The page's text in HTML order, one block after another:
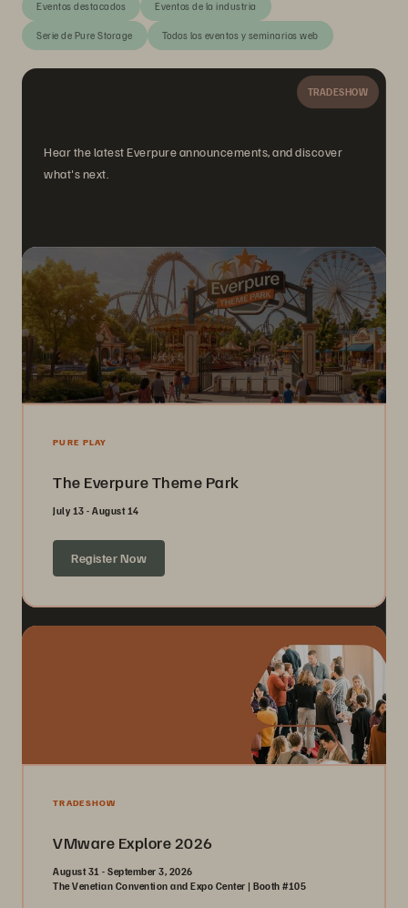
Eventos destacados Eventos de la industria
Serie de Pure Storage Todos los eventos y seminarios web
TRADESHOW
Hear the latest Everpure announcements, and discover
what's next.
PURE PLAY
The Everpure Theme Park
July 13 - August 14
Register Now
TRADESHOW
VMware Explore 2026
August 31 - September 3, 2026
The Venetian Convention and Expo Center | Booth #105